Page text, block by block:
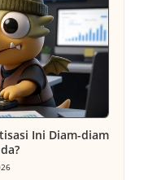
Ini Diam-diam